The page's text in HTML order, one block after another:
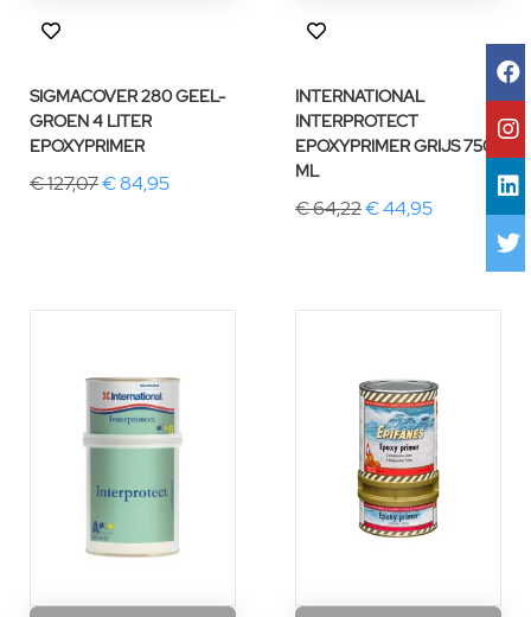
SIGMACOVER 280 GEEL-
GROEN 4 LITER
EPOXYPRIMER
€ 127,07€ 84,95
INTERNATIONAL
INTERPROTECT
EPOXYPRIMER GRIJS 750
ML
€ 64,22€ 44,95